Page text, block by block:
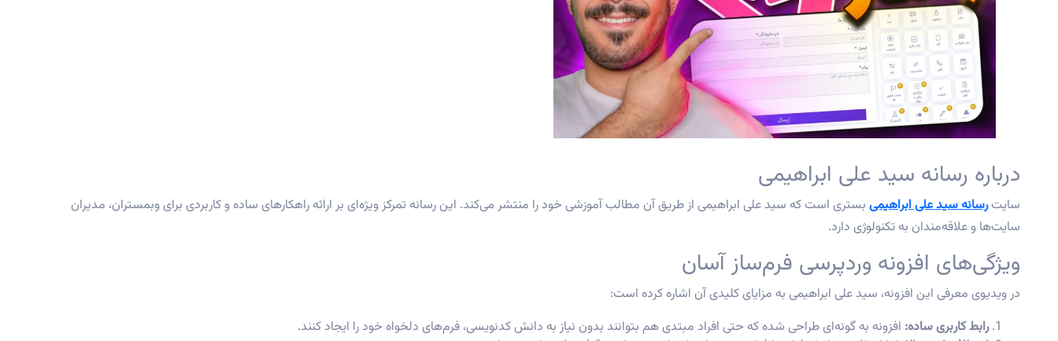
درباره رسانه سید علی ابراهیمی
سایترسانه سید علی ابراهیمی بستری است که سید علی ابراهیمی از طریق آن مطالب آموزشی خود را منتشر می‌کند. این رسانه تمرکز ویژه‌ای بر ارائه راهکارهای ساده و کاربردی برای وبمستران، مدیران
سایت‌ها و علاقه‌مندان به تکنولوژی دارد.
ویژگی‌های افزونه وردپرسی فرم‌ساز آسان
در ویدیوی معرفی این افزونه، سید علی ابراهیمی به مزایای کلیدی آن اشاره کرده است:
رابط کاربری ساده: افزونه به گونه‌ای طراحی شده که حتی افراد مبتدی هم بتوانند بدون نیاز به دانش کدنویسی، فرم‌های دلخواه خود را ایجاد کنند.